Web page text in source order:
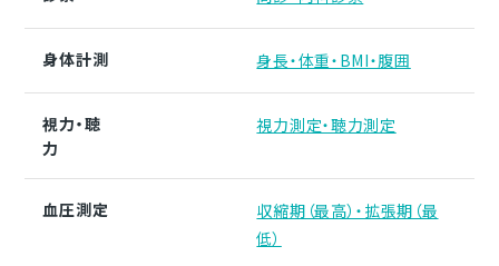
身体計測 身長・体重・BMI・腹囲
視力・聴
力
視力測定・聴力測定
血圧測定
収縮期（最高）・拡張期（最
低）